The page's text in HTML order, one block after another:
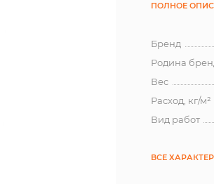
ПОЛНОЕ
Бренд
Родина
Вес
Расход, кг/м²
Вид работ
ВСЕ